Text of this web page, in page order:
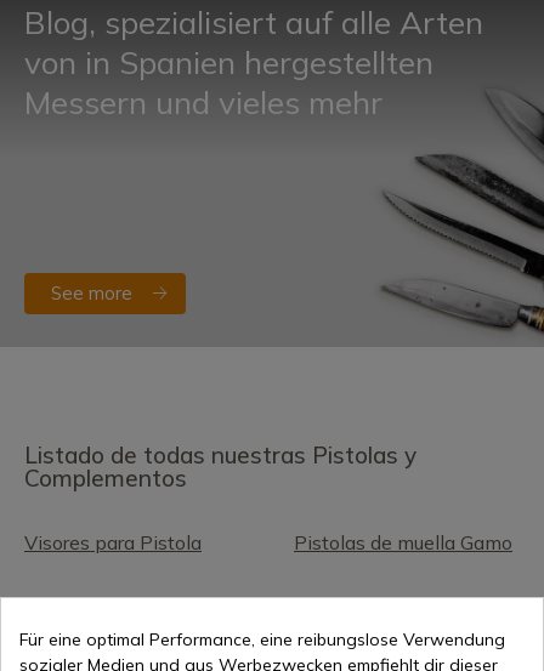
Blog, spezialisiert auf alle Arten
von in Spanien hergestellten
Messern und vieles mehr
See more
Listado de todas nuestras Pistolas y
Complementos
Visores para Pistola Pistolas de muella Gamo
Pistolas y navajas
Correas para armas aire
Für eine optimal Performance, eine reibungslose Verwendung
sozialer Medien und aus Werbezwecken empfiehlt dir dieser